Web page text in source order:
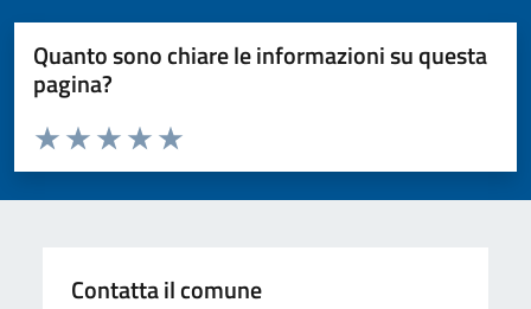
Quanto sono chiare le informazioni su questa
pagina?
Valuta da 1 a 5 stelle la pagina
Valuta 5 stelle su 5
Valuta 4 stelle su 5
Valuta 3 stelle su 5
Valuta 2 stelle su 5
Valuta 1 stelle su 5
Contatta il comune